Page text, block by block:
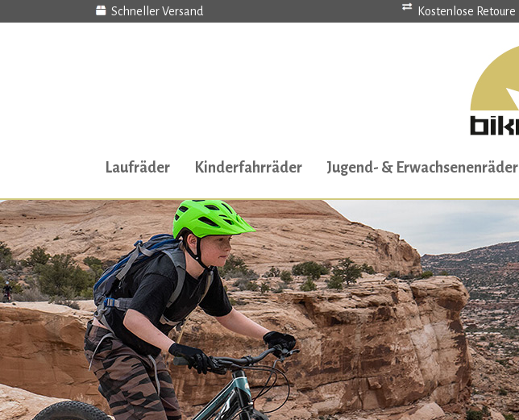
Schneller Versand Kostenlose Retoure
Laufräder Kinderfahrräder Jugend- & Erwachsenenräder